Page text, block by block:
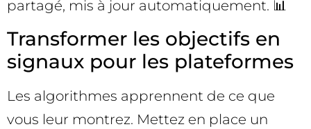
partagé, mis à jour automatiquement. 📊
Transformer les objectifs en
signaux pour les plateformes
Les algorithmes apprennent de ce que
vous leur montrez. Mettez en place un